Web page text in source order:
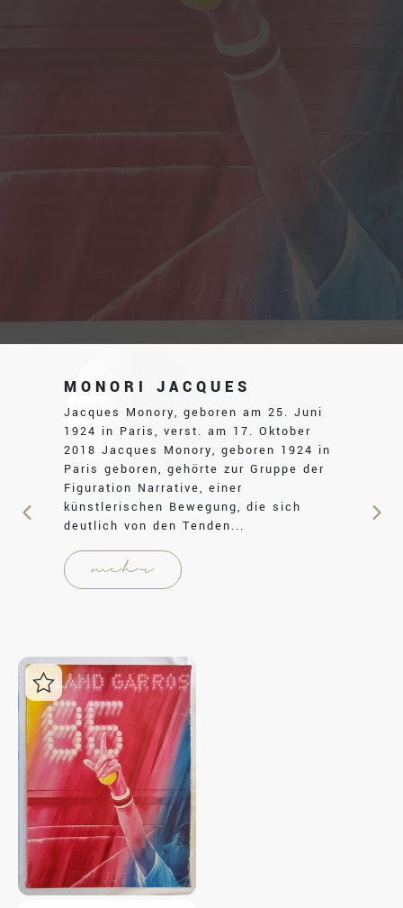
MONORI JACQUES
Jacques Monory, geboren am 25. Juni
1924 in Paris, verst. am 17. Oktober
2018 Jacques Monory, geboren 1924 in
Paris geboren, gehörte zur Gruppe der
Figuration Narrative, einer
künstlerischen Bewegung, die sich
deutlich von den Tenden...
mehr
Login